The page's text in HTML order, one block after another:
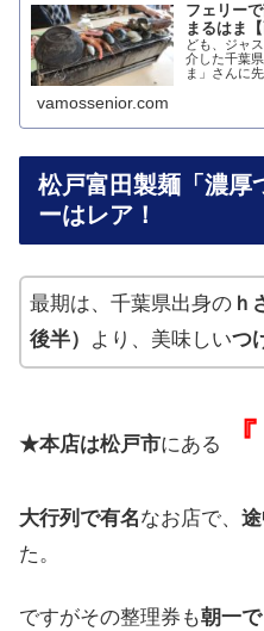
フェリー
まるはま【
ども、ジャ
介した千葉
ま」さんに
れから、ゴ
vamossenior.com
松戸富田製麺「濃厚
ーはレア！
最期は、千葉県出身の ｈ
後半）
より、美味しいつ
★本店は松戸市にある 『
大行列で有名なお店で、
た 。
ですがその整理券も朝一で